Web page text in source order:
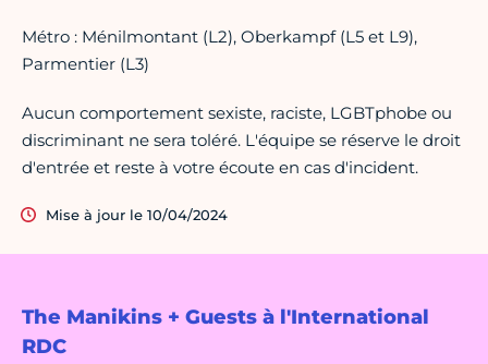
The Manikins + Guests à l'International
RDC
Métro : Ménilmontant (L2), Oberkampf (L5 et L9),
Parmentier (L3)
Aucun comportement sexiste, raciste, LGBTphobe ou
discriminant ne sera toléré. L'équipe se réserve le droit
d'entrée et reste à votre écoute en cas d'incident.
Mise à jour le 10/04/2024